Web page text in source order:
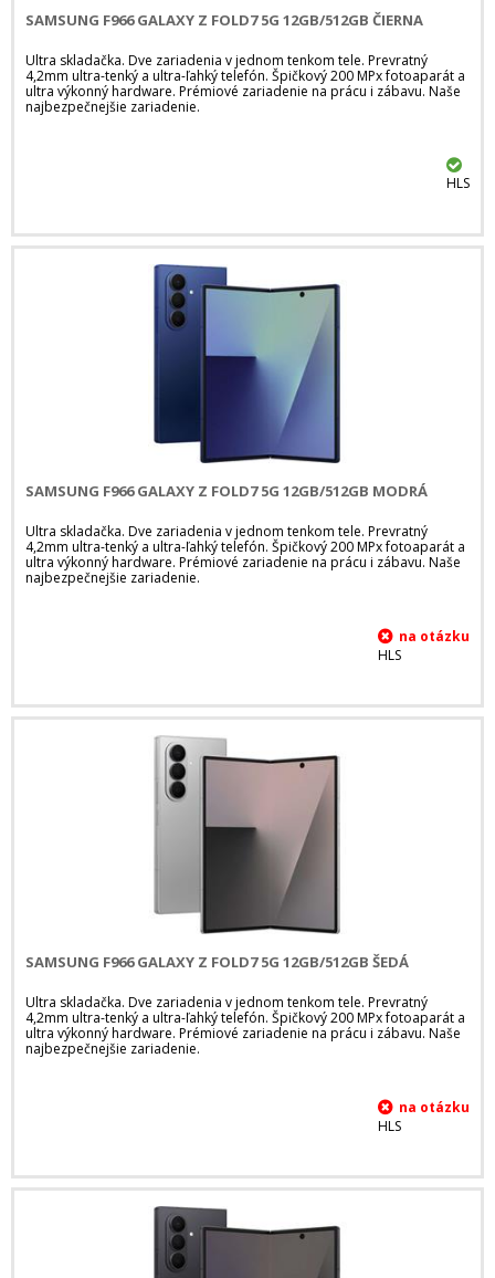
SAMSUNG F966 GALAXY Z FOLD7 5G 12GB/512GB ČIERNA
Ultra skladačka. Dve zariadenia v jednom tenkom tele. Prevratný
4,2mm ultra-tenký a ultra-ľahký telefón. Špičkový 200 MPx fotoaparát a
ultra výkonný hardware. Prémiové zariadenie na prácu i zábavu. Naše
najbezpečnejšie zariadenie.
HLS
SAMSUNG F966 GALAXY Z FOLD7 5G 12GB/512GB MODRÁ
Ultra skladačka. Dve zariadenia v jednom tenkom tele. Prevratný
4,2mm ultra-tenký a ultra-ľahký telefón. Špičkový 200 MPx fotoaparát a
ultra výkonný hardware. Prémiové zariadenie na prácu i zábavu. Naše
najbezpečnejšie zariadenie.
HLS
SAMSUNG F966 GALAXY Z FOLD7 5G 12GB/512GB ŠEDÁ
Ultra skladačka. Dve zariadenia v jednom tenkom tele. Prevratný
4,2mm ultra-tenký a ultra-ľahký telefón. Špičkový 200 MPx fotoaparát a
ultra výkonný hardware. Prémiové zariadenie na prácu i zábavu. Naše
najbezpečnejšie zariadenie.
HLS